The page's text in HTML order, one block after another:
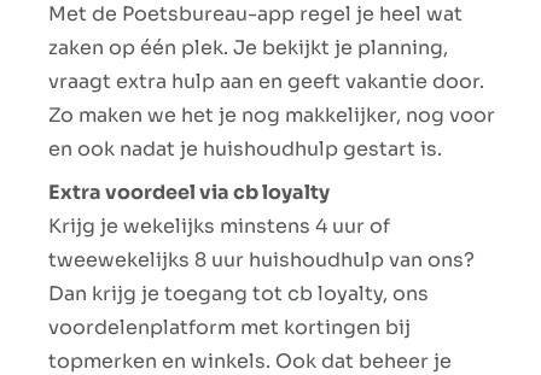
Met de Poetsbureau-app regel je heel wat
zaken op één plek. Je bekijkt je planning,
vraagt extra hulp aan en geeft vakantie door.
Zo maken we het je nog makkelijker, nog voor
en ook nadat je huishoudhulp gestart is.
Extra voordeel via cb loyalty
Krijg je wekelijks minstens 4 uur of
tweewekelijks 8 uur huishoudhulp van ons?
Dan krijg je toegang tot cb loyalty, ons
voordelenplatform met kortingen bij
topmerken en winkels. Ook dat beheer je